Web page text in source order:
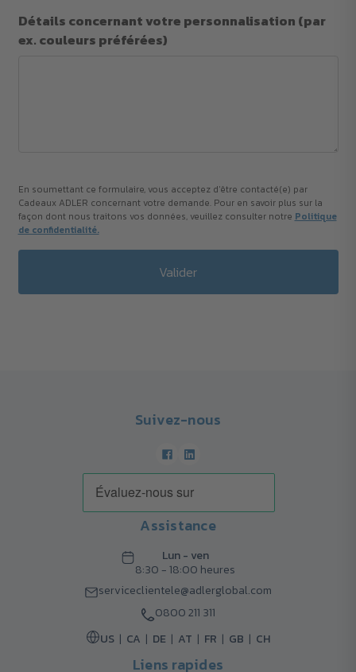
Détails concernant votre personnalisation (par
ex. couleurs préférées)
En soumettant ce formulaire, vous acceptez d'être contacté(e) par
Cadeaux ADLER concernant votre demande. Pour en savoir plus sur la
façon dont nous traitons vos données, veuillez consulter notre Politique
de confidentialité.
Valider
Suivez-nous
Assistance
Lun - ven
8:30 - 18:00 heures
serviceclientele@adlerglobal.com
0800 211 311
US
CA DE AT FR GB CH
Liens rapides